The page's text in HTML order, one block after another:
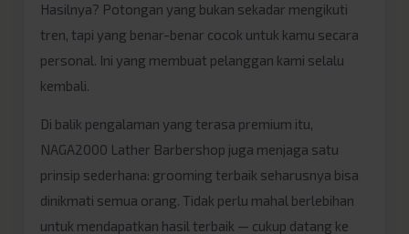
Hasilnya? Potongan yang bukan sekadar mengikuti
tren, tapi yang benar-benar cocok untuk kamu secara
personal. Ini yang membuat pelanggan kami selalu
kembali.
Di balik pengalaman yang terasa premium itu,
NAGA2000 Lather Barbershop juga menjaga satu
prinsip sederhana: grooming terbaik seharusnya bisa
dinikmati semua orang. Tidak perlu mahal berlebihan
untuk mendapatkan hasil terbaik — cukup datang ke